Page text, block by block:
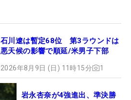
石川遼は暫定68位 第3ラウンドは
悪天候の影響で順延/米男子下部
2026年8月9日 (日) 11時15分 1
岩永杏奈が4強進出、準決勝